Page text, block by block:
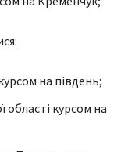
на південь;
області курсом на